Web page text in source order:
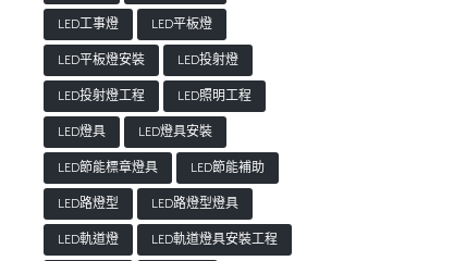
LED工事燈
LED平板燈
LED平板燈安裝
LED投射燈
LED投射燈工程
LED照明工程
LED燈具
LED燈具安裝
LED節能標章燈具
LED節能補助
LED路燈型
LED路燈型燈具
LED軌道燈
LED軌道燈具安裝工程